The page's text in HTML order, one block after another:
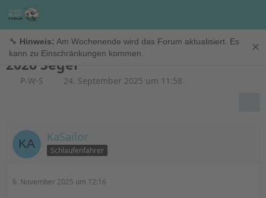
🔧 Hinweis: Am Wochenende wird das Forum aktualisiert. Es
kann zu Einschränkungen kommen.
✕
Riggs
2026 Segel
P-W-S 24. September 2025 um 11:58
KaSailor
Schlaufenfahrer
6. November 2025 um 12:16